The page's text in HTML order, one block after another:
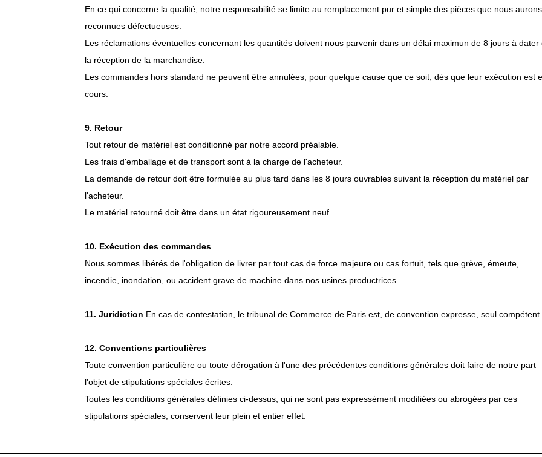
En ce qui concerne la qualité, notre responsabilité se limite au remplacement pur et simple des pièces que nous aurons
reconnues défectueuses.
Les réclamations éventuelles concernant les quantités doivent nous parvenir dans un délai maximun de 8 jours à dater
la réception de la marchandise.
Les commandes hors standard ne peuvent être annulées, pour quelque cause que ce soit, dès que leur exécution est
cours.
9. Retour
Tout retour de matériel est conditionné par notre accord préalable.
Les frais d'emballage et de transport sont à la charge de l'acheteur.
La demande de retour doit être formulée au plus tard dans les 8 jours ouvrables suivant la réception du matériel par
l'acheteur.
Le matériel retourné doit être dans un état rigoureusement neuf.
10. Exécution des commandes
Nous sommes libérés de l'obligation de livrer par tout cas de force majeure ou cas fortuit, tels que grève, émeute,
incendie, inondation, ou accident grave de machine dans nos usines productrices.
11. Juridiction En cas de contestation, le tribunal de Commerce de Paris est, de convention expresse, seul compétent.
12. Conventions particulières
Toute convention particulière ou toute dérogation à l'une des précédentes conditions générales doit faire de notre part
l'objet de stipulations spéciales écrites.
Toutes les conditions générales définies ci-dessus, qui ne sont pas expressément modifiées ou abrogées par ces
stipulations spéciales, conservent leur plein et entier effet.